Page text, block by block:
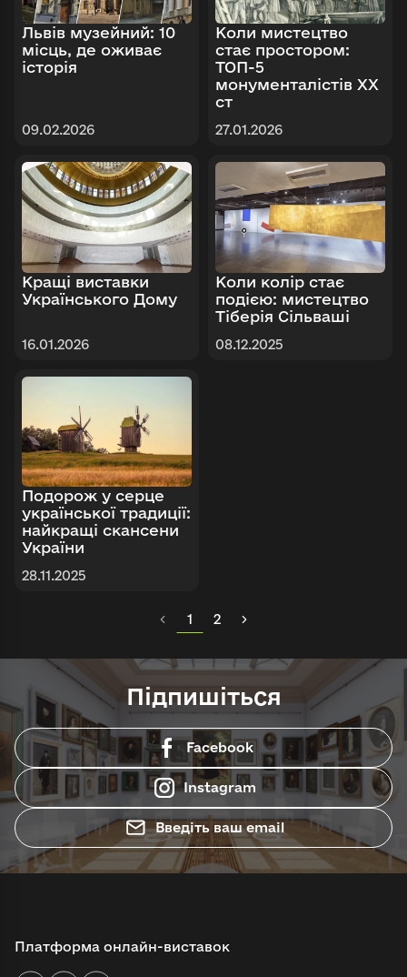
Львів музейний: 10
місць, де оживає
історія
09.02.2026
Коли мистецтво
стає простором:
ТОП-5
монументалістів ХХ
ст
27.01.2026
Кращі виставки
Українського Дому
16.01.2026
Коли колір стає
подією: мистецтво
Тіберія Сільваші
08.12.2025
Подорож у серце
української традиції:
найкращі скансени
України
28.11.2025
1 2
Підпишіться
Facebook
Instagram
Введіть ваш email
Платформа онлайн-виставок